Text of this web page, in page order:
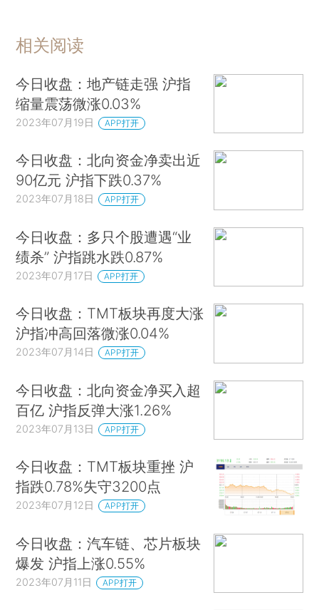
相关阅读
今日收盘：地产链走强 沪指
缩量震荡微涨0.03%
2023年07月19日 APP打开
今日收盘：北向资金净卖出近
90亿元 沪指下跌0.37%
2023年07月18日 APP打开
今日收盘：多只个股遭遇“业
绩杀” 沪指跳水跌0.87%
2023年07月17日 APP打开
今日收盘：TMT板块再度大涨
沪指冲高回落微涨0.04%
2023年07月14日 APP打开
今日收盘：北向资金净买入超
百亿 沪指反弹大涨1.26%
2023年07月13日 APP打开
今日收盘：TMT板块重挫 沪
指跌0.78%失守3200点
2023年07月12日 APP打开
今日收盘：汽车链、芯片板块
爆发 沪指上涨0.55%
2023年07月11日 APP打开